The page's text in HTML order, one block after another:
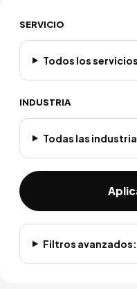
SERVICIO
Todos los servicios
INDUSTRIA
Todas las
Filtros